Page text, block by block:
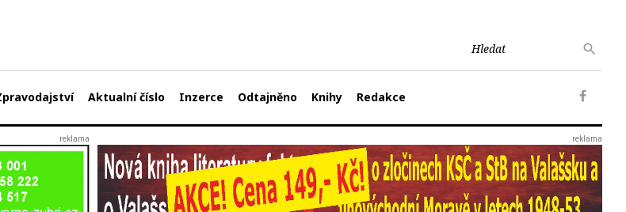
Aktualní číslo Inzerce Odtajněno Knihy Redakce